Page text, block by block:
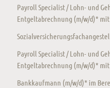
Payroll Specialist / Lohn- und
Entgeltabrechnung (m/w/d)* mit
Payroll Specialist / Lohn- und
Entgeltabrechnung (m/w/d)* mit
Bankkaufmann (m/w/d)* im